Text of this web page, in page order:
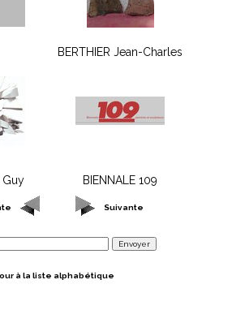
BERTHIER Jean-Charles
Guy BIENNALE 109
Suivante
à la liste alphabétique